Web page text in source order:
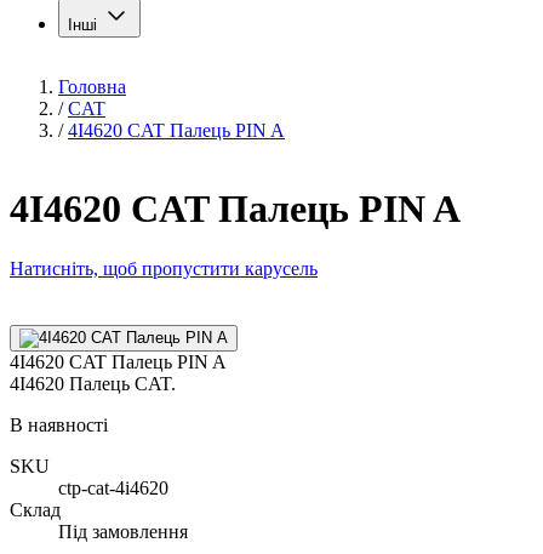
Інші
Головна
/ CAT
/ 4I4620 CAT Палець PIN A
4I4620 CAT Палець PIN A
Натисніть, щоб пропустити карусель
4I4620 CAT Палець PIN A
4I4620 Палець CAT.
В наявності
SKU
ctp-cat-4i4620
Склад
Під замовлення